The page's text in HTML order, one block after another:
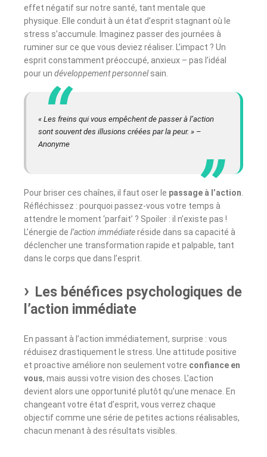
effet négatif sur notre santé, tant mentale que
physique. Elle conduit à un état d’esprit stagnant où le
stress s’accumule. Imaginez passer des journées à
ruminer sur ce que vous deviez réaliser. L’impact ? Un
esprit constamment préoccupé, anxieux – pas l’idéal
pour un développement personnelsain.
« Les freins qui vous empêchent de passer à l’action
sont souvent des illusions créées par la peur. » –
Anonyme
Pour briser ces chaînes, il faut oser le passage à l’action
Réfléchissez : pourquoi passez-vous votre temps à
attendre le moment ‘parfait’ ? Spoiler : il n’existe pas !
L’énergie de l’action immédiateréside dans sa capacité à
déclencher une transformation rapide et palpable, tant
dans le corps que dans l’esprit.
Les bénéfices psychologiques de
l’action immédiate
En passant à l’action immédiatement, surprise : vous
réduisez drastiquement le stress. Une attitude positive
et proactive améliore non seulement votre confiance en
vous, mais aussi votre vision des choses. L’action
devient alors une opportunité plutôt qu’une menace. En
changeant votre état d’esprit, vous verrez chaque
objectif comme une série de petites actions réalisables,
chacun menant à des résultats visibles.